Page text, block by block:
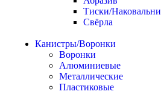
Тиски/Наковальни
Свёрла
Канистры/Воронки
Воронки
Алюминиевые
Металлические
Пластиковые